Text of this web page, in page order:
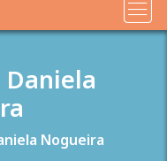
Daniela
Nogueira